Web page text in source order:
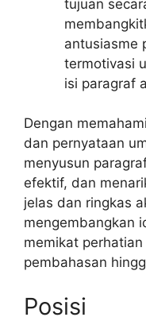
tujuan
antusiasme
termotivasi
isi paragraf
Dengan
dan pernyataan
menyusun
efektif, dan
jelas dan ringkas
mengembangkan
memikat
pembahasan
Posisi